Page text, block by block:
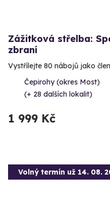
Zážitková střelba:
zbraní
Vystřílejte 80 nábojů jako
Čepirohy (okres Most)
(+ 28 dalších lokalit)
1 999 Kč
Volný termín už 14. 08.